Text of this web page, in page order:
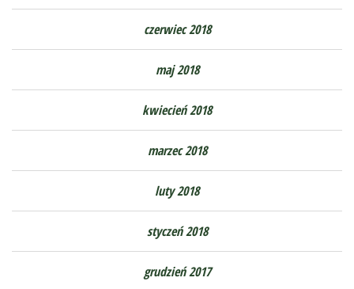
czerwiec 2018
maj 2018
kwiecień 2018
marzec 2018
luty 2018
styczeń 2018
grudzień 2017